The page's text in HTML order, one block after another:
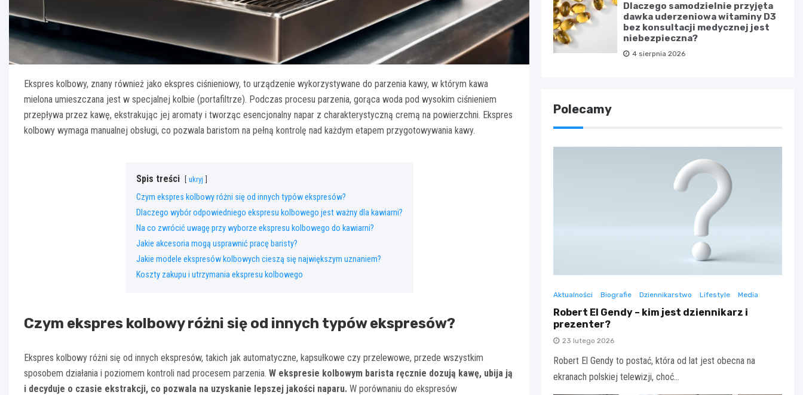
Ekspres kolbowy, znany również jako ekspres ciśnieniowy, to urządzenie wykorzystywane do parzenia kawy, w którym kawa
mielona umieszczana jest w specjalnej kolbie (portafiltrze). Podczas procesu parzenia, gorąca woda pod wysokim ciśnieniem
przepływa przez kawę, ekstrakując jej aromaty i tworząc esencjonalny napar z charakterystyczną cremą na powierzchni. Ekspres
kolbowy wymaga manualnej obsługi, co pozwala baristom na pełną kontrolę nad każdym etapem przygotowywania kawy.
Spis treści ukryj
Czym ekspres kolbowy różni się od innych typów ekspresów?
Dlaczego wybór odpowiedniego ekspresu kolbowego jest ważny dla kawiarni?
Na co zwrócić uwagę przy wyborze ekspresu kolbowego do kawiarni?
Jakie akcesoria mogą usprawnić pracę baristy?
Jakie modele ekspresów kolbowych cieszą się największym uznaniem?
Koszty zakupu i utrzymania ekspresu kolbowego
Czym ekspres kolbowy różni się od innych typów ekspresów?
Ekspres kolbowy różni się od innych ekspresów, takich jak automatyczne, kapsułkowe czy przelewowe, przede wszystkim
sposobem działania i poziomem kontroli nad procesem parzenia. W ekspresie kolbowym barista ręcznie dozują kawę, ubija ją
i decyduje o czasie ekstrakcji, co pozwala na uzyskanie lepszej jakości naparu. W porównaniu do ekspresów
Dlaczego samodzielnie przyjęta
dawka uderzeniowa witaminy D3
bez konsultacji medycznej jest
niebezpieczna?
4 sierpnia 2026
Polecamy
Aktualności Biografie Dziennikarstwo Lifestyle Media
Robert El Gendy – kim jest dziennikarz i
prezenter?
23 lutego 2026
Robert El Gendy to postać, która od lat jest obecna na
ekranach polskiej telewizji, choć…